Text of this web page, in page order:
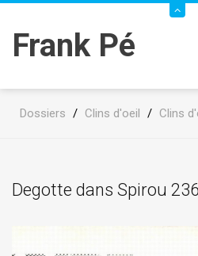
Frank Pé
Dossiers / Clins d'oeil / Clins
Degotte dans Spirou